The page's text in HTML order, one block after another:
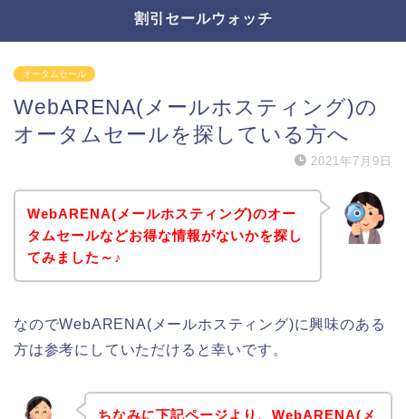
割引セールウォッチ
オータムセール
WebARENA(メールホスティング)の
オータムセールを探している方へ
2021年7月9日
WebARENA(メールホスティング)のオー
タムセールなどお得な情報がないかを探し
てみました～♪
なのでWebARENA(メールホスティング)に興味のある
方は参考にしていただけると幸いです。
ちなみに下記ページより、WebARENA(メ